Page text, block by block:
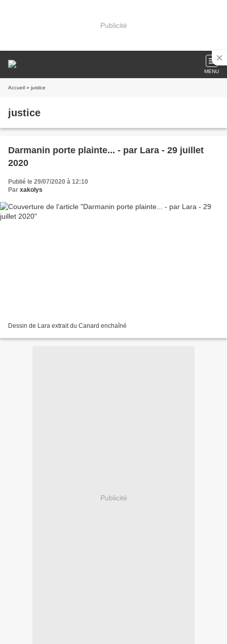
Publicité
MENU
Accueil » justice
justice
Darmanin porte plainte... - par Lara - 29 juillet
2020
Publié le 29/07/2020 à 12:10
Par xakolys
Dessin de Lara extrait du Canard enchaîné
Publicité